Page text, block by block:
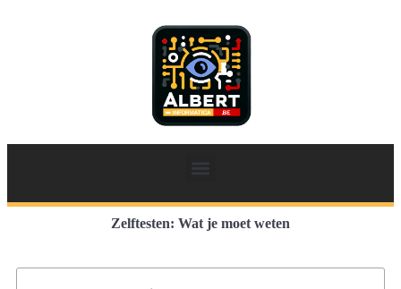
Zelftesten: Wat je moet weten